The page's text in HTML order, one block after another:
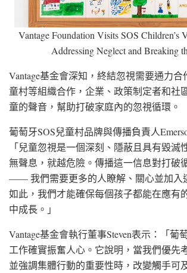
Vantage Foundation Visits SOS Children’s
Addressing Neglect and Breaking
Vantage基金會深知，終結忽視需要通力合
童村等組織合作，企業、政策制定者和社
童的聲音，幫助打破家庭內的忽視循環。
葡萄牙SOS兒童村品牌與傳播負責人
「兒童忽視是一個深刻、隱蔽且具有毀滅
無聲息，就越危險。傳播這一信息對打破
—— 我們需要更多的人瞭解、關心並加入
如此，我們才能確保每個孩子都能在應有
中成長。」
Vantage基金會執行董事Steven表示：「葡
工作確實振奮人心。它說明，當我們優先
並強調集體行動的重要性時，改變觸手可